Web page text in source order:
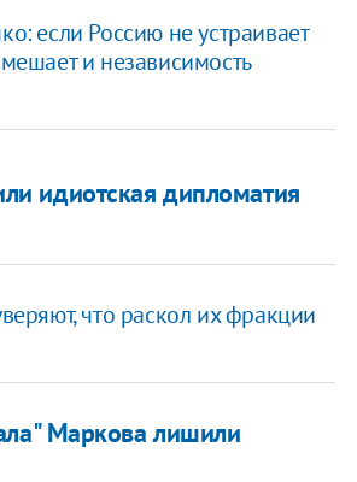
если Россию не устраивает
и независимость
идиотская дипломатия
что раскол их фракции
Маркова лишили